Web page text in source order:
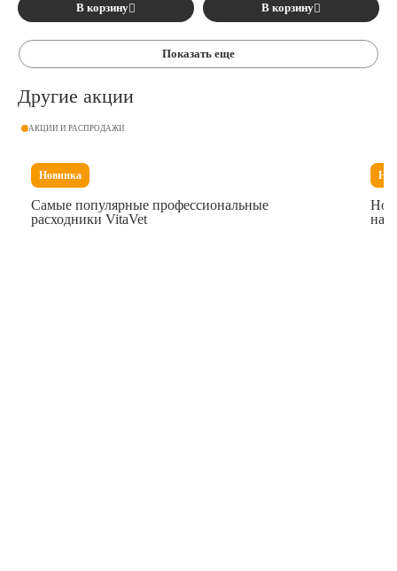
В корзину В корзину
Показать еще
Другие акции
АКЦИИ И РАСПРОДАЖИ
Новинка
Самые популярные профессиональные
расходники VitaVet